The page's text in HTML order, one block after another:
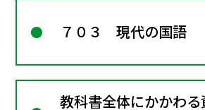
７０３ 現代の国語
教科書全体にかかわる